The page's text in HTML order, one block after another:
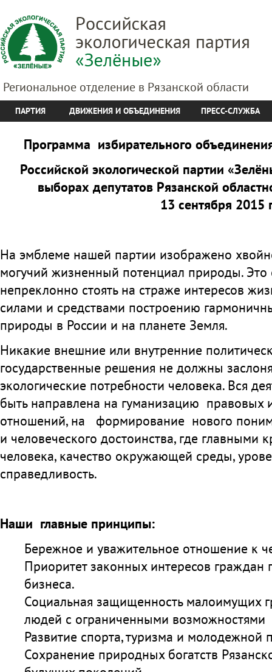
Региональное отделение в Рязанской области
ПАРТИЯ ДВИЖЕНИЯ И ОБЪЕДИНЕНИЯ ПРЕСС-СЛУЖБА
Программа избирательного
Российской экологической партии
выборах депутатов Рязанской
13 сентября 2015
На эмблеме нашей партии изображено
могучий жизненный потенциал природы.
непреклонно стоять на страже интересов
силами и средствами построению
природы в России и на планете Земля.
Никакие внешние или внутренние
государственные решения не должны
экологические потребности человека. Вся
быть направлена на гуманизацию
отношений, на формирование нового
и человеческого достоинства, где главными
человека, качество окружающей среды,
справедливость.
Наши главные принципы:
Бережное и уважительное отношение к
Приоритет законных интересов граждан
бизнеса.
Социальная защищенность малоимущих
людей с ограниченными возможностями
Развитие спорта, туризма и молодежной
Сохранение природных богатств